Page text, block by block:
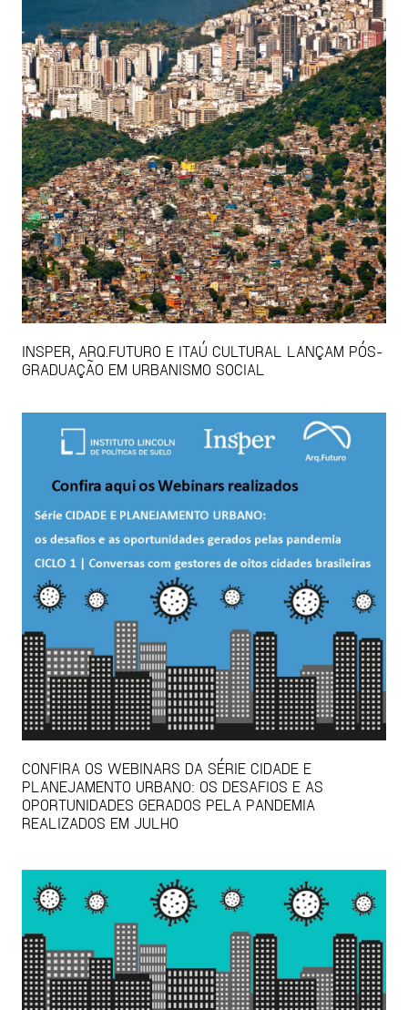
INSPER, ARQ.FUTURO E ITAÚ CULTURAL LANÇAM PÓS-
GRADUAÇÃO EM URBANISMO SOCIAL
CONFIRA OS WEBINARS DA SÉRIE CIDADE E
PLANEJAMENTO URBANO: OS DESAFIOS E AS
OPORTUNIDADES GERADOS PELA PANDEMIA
REALIZADOS EM JULHO